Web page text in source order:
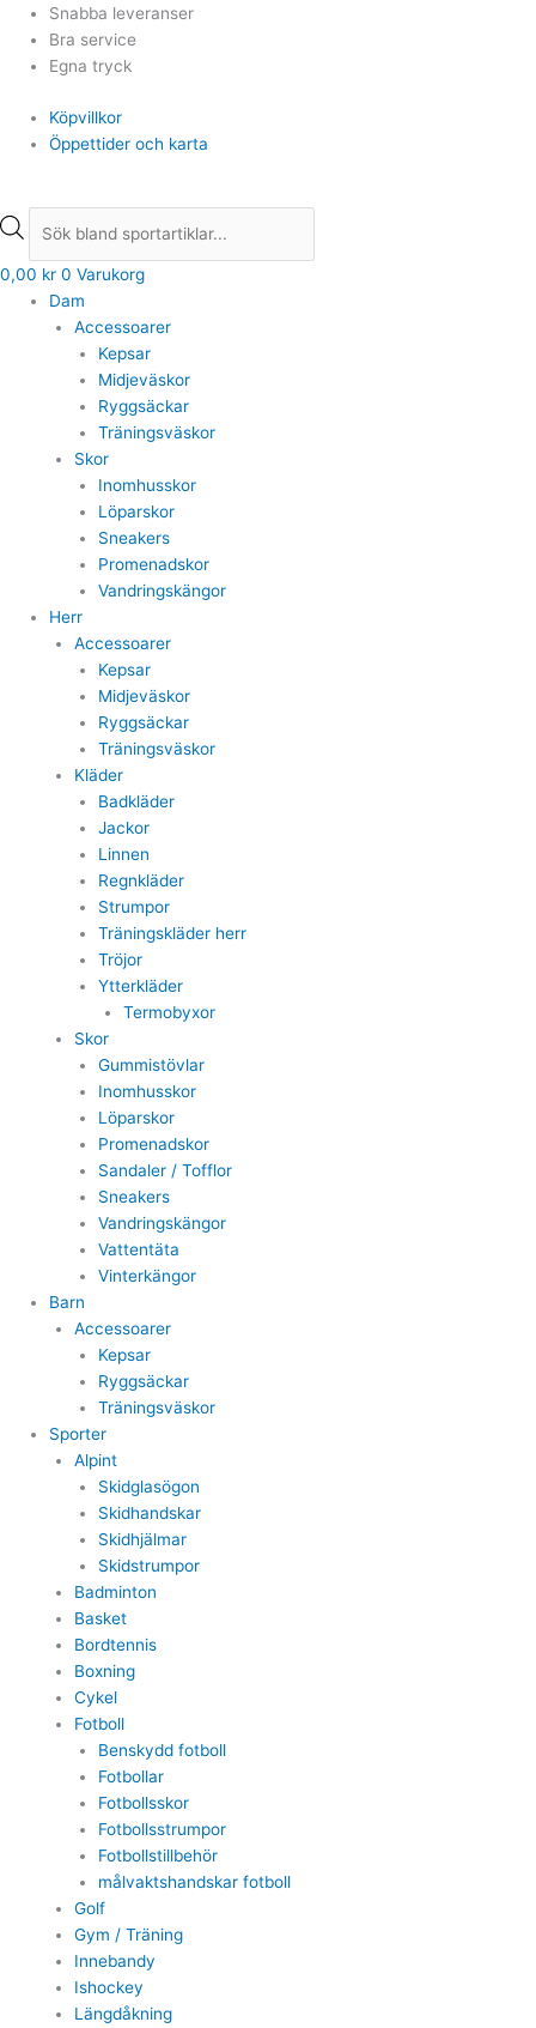
Hoppa
innehåll
Snabba leveranser
Bra service
Egna tryck
Köpvillkor
Öppettider och karta
Products
search
0,00 kr 0 Varukorg
Dam
Accessoarer
Kepsar
Midjeväskor
Ryggsäckar
Träningsväskor
Skor
Inomhusskor
Löparskor
Sneakers
Promenadskor
Vandringskängor
Herr
Accessoarer
Kepsar
Midjeväskor
Ryggsäckar
Träningsväskor
Kläder
Badkläder
Jackor
Linnen
Regnkläder
Strumpor
Träningskläder herr
Tröjor
Ytterkläder
Termobyxor
Skor
Gummistövlar
Inomhusskor
Löparskor
Promenadskor
Sandaler / Tofflor
Sneakers
Vandringskängor
Vattentäta
Vinterkängor
Barn
Accessoarer
Kepsar
Ryggsäckar
Träningsväskor
Sporter
Alpint
Skidglasögon
Skidhandskar
Skidhjälmar
Skidstrumpor
Badminton
Basket
Bordtennis
Boxning
Cykel
Fotboll
Benskydd fotboll
Fotbollar
Fotbollsskor
Fotbollsstrumpor
Fotbollstillbehör
målvaktshandskar fotboll
Golf
Gym / Träning
Innebandy
Ishockey
Längdåkning
Products
search